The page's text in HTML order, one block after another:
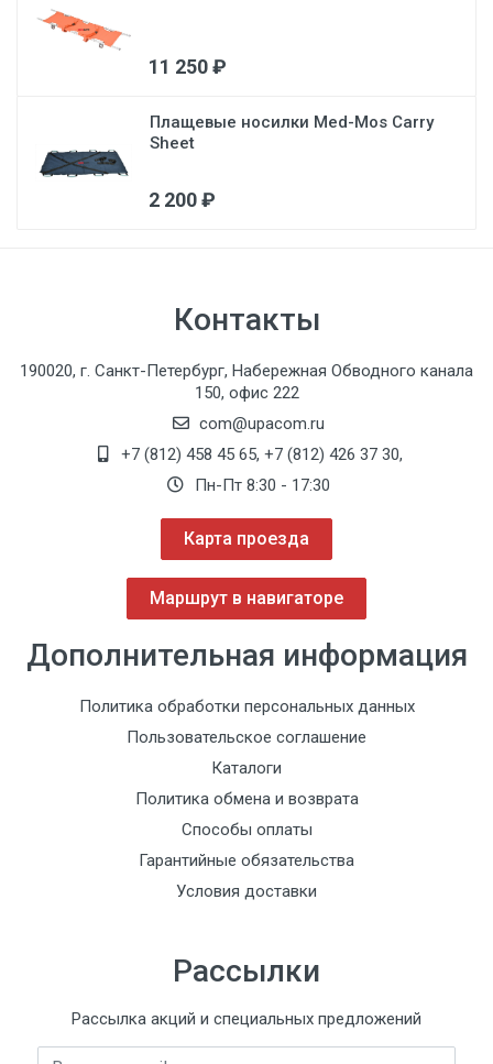
11 250 ₽
Плащевые носилки Med-Mos Carry
Sheet
2 200 ₽
Контакты
190020, г. Санкт-Петербург, Набережная Обводного канала
150, офис 222
com@upacom.ru
+7 (812) 458 45 65, +7 (812) 426 37 30,
Пн-Пт 8:30 - 17:30
Карта проезда
Маршрут в навигаторе
Дополнительная информация
Политика обработки персональных данных
Пользовательское соглашение
Каталоги
Политика обмена и возврата
Способы оплаты
Гарантийные обязательства
Условия доставки
Рассылки
Рассылка акций и специальных предложений